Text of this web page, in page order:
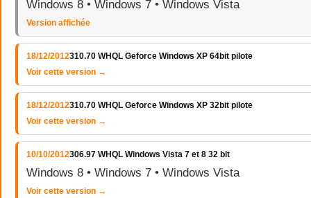
Windows 8 • Windows 7 • Windows Vista
Version affichée
18/12/2012310.70 WHQL Geforce Windows XP 64bit pilote
Voir cette version →
18/12/2012310.70 WHQL Geforce Windows XP 32bit pilote
Voir cette version →
10/10/2012306.97 WHQL Windows Vista 7 et 8 32 bit
Windows 8 • Windows 7 • Windows Vista
Voir cette version →